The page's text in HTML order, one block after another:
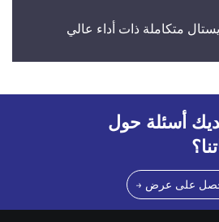
متكاملة ذات أداء عالي
أسئلة حول
على عرض →